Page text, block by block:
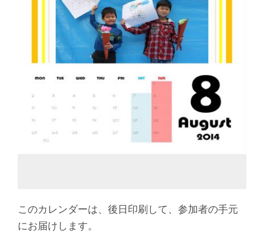
このカレンダーは、後日印刷して、参加者の手元
にお届けします。